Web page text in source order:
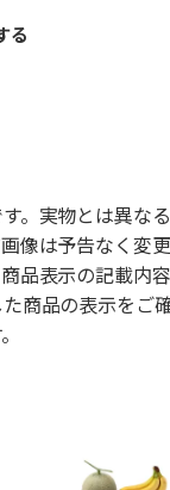
る
。実物とは異な
像は予告なく変
品表示の記載内
商品の表示をご